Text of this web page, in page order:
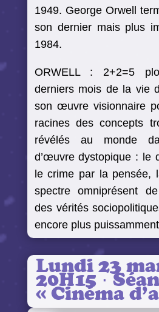
1949. George Orwell
son dernier mais plus
1984.
ORWELL : 2+2=5
derniers mois de la vie
son œuvre visionnaire
racines des concepts
révélés au monde
d’œuvre dystopique : le
le crime par la pensée,
spectre omniprésent
des vérités
encore plus
Lundi 23
20H15 ·
« Cinéma